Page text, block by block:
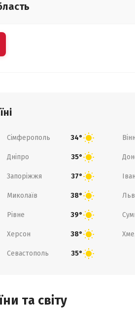
Сімферополь 34°
Дніпро 35°
Запоріжжя 37°
Миколаїв 38°
Рівне 39°
Херсон 38°
Севастополь 35°
та світу